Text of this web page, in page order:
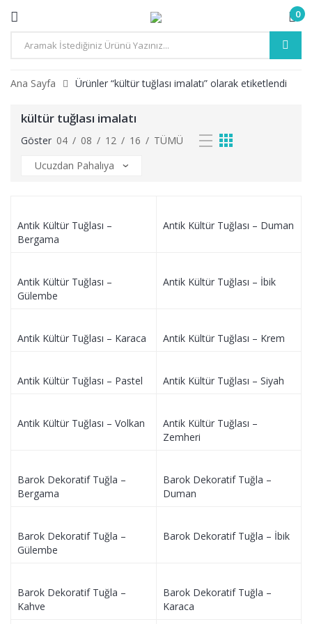
0
Ana Sayfa Ürünler “kültür tuğlası imalatı” olarak etiketlendi
kültür tuğlası imalatı
Göster 04 / 08 / 12 / 16 / TÜMÜ
Antik Kültür Tuğlası –
Bergama
Antik Kültür Tuğlası – Duman
Antik Kültür Tuğlası –
Gülembe
Antik Kültür Tuğlası – İbik
Antik Kültür Tuğlası – Karaca Antik Kültür Tuğlası – Krem
Antik Kültür Tuğlası – Pastel Antik Kültür Tuğlası – Siyah
Antik Kültür Tuğlası – Volkan
Antik Kültür Tuğlası –
Zemheri
Barok Dekoratif Tuğla –
Bergama
Barok Dekoratif Tuğla –
Duman
Barok Dekoratif Tuğla –
Gülembe
Barok Dekoratif Tuğla – İbik
Barok Dekoratif Tuğla –
Kahve
Barok Dekoratif Tuğla –
Karaca